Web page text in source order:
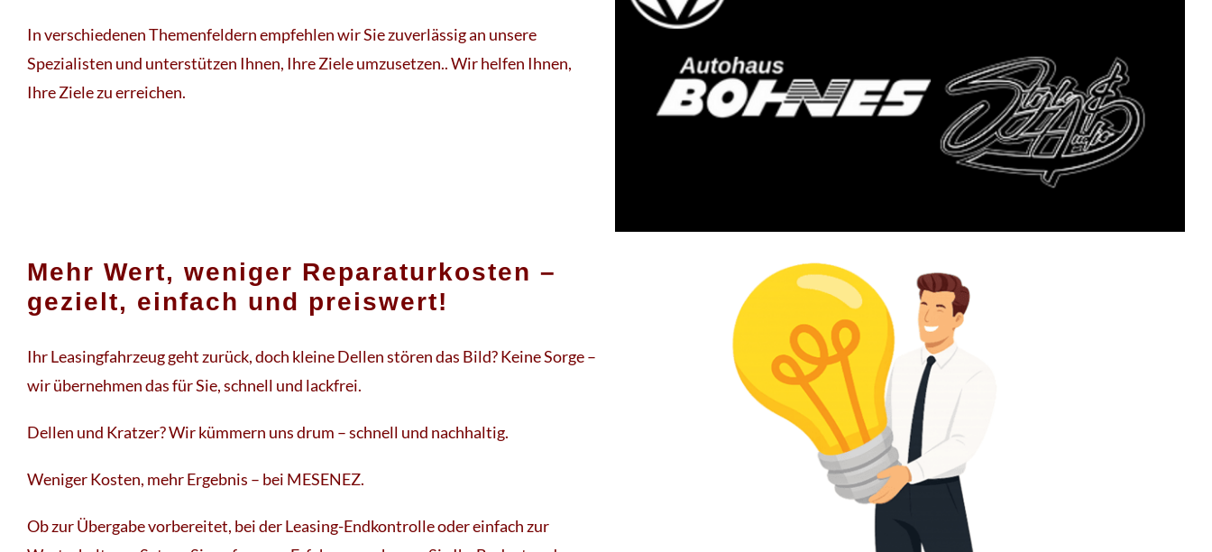
In verschiedenen Themenfeldern empfehlen wir Sie zuverlässig an unsere
Spezialisten und unterstützen Ihnen, Ihre Ziele umzusetzen.. Wir helfen Ihnen,
Ihre Ziele zu erreichen.
Mehr Wert, weniger Reparaturkosten –
gezielt, einfach und preiswert!
Ihr Leasingfahrzeug geht zurück, doch kleine Dellen stören das Bild? Keine Sorge –
wir übernehmen das für Sie, schnell und lackfrei.
Dellen und Kratzer? Wir kümmern uns drum – schnell und nachhaltig.
Weniger Kosten, mehr Ergebnis – bei MESENEZ.
Ob zur Übergabe vorbereitet, bei der Leasing-Endkontrolle oder einfach zur